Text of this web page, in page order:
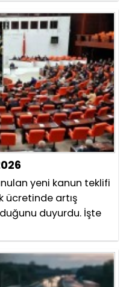
yeni kanun teklifi
ücretinde artış
duyurdu. İşte